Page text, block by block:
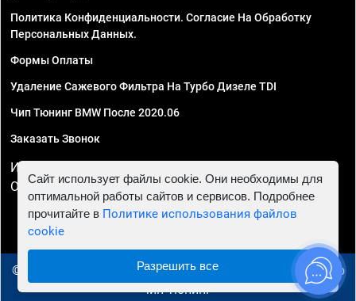
Политика Конфиденциальности. Согласие На Обработку
Персональных Данных.
Формы Оплаты
Удаление Сажевого Фильтра На Турбо Дизеле TDI
Чип Тюнинг BMW После 2020.06
Заказать Звонок
ИП Смирнов Георгий Павлович. ИНН 781302555843,
ОГРНИП 324470400032610
© 2010 - 2026 Чип тюнинг в Ижевске - Автосервис "Евро
Чип Тюнинг"
Сайт использует файлы cookie. Они необходимы для
оптимальной работы сайтов и сервисов. Подробнее
прочитайте в Политике использования файлов
cookie
Разрешить все